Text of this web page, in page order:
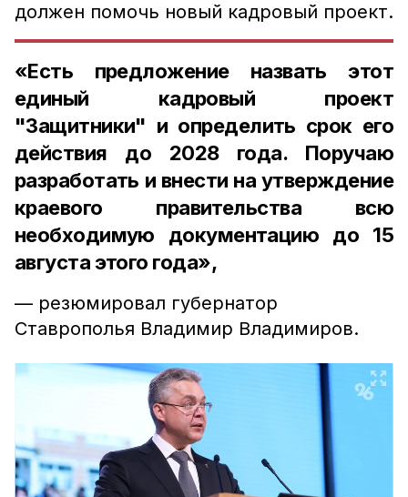
должен помочь новый кадровый проект.
«Есть предложение назвать этот
единый кадровый проект
"Защитники" и определить срок его
действия до 2028 года. Поручаю
разработать и внести на утверждение
краевого правительства всю
необходимую документацию до 15
августа этого года»,
— резюмировал губернатор
Ставрополья Владимир Владимиров.